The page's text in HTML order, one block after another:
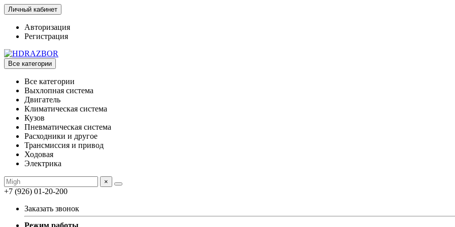
Личный кабинет
Авторизация
Регистрация
Все категории
Все категории
Выхлопная система
Двигатель
Климатическая система
Кузов
Пневматическая система
Расходники и другое
Трансмиссия и привод
Ходовая
Электрика
×
+7 (926) 01-20-200
Заказать звонок
Режим работы